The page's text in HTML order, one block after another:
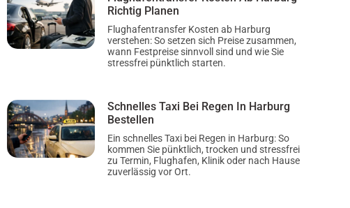
Richtig Planen
Flughafentransfer Kosten ab Harburg
verstehen: So setzen sich Preise zusammen,
wann Festpreise sinnvoll sind und wie Sie
stressfrei pünktlich starten.
Schnelles Taxi Bei Regen In Harburg
Bestellen
Ein schnelles Taxi bei Regen in Harburg: So
kommen Sie pünktlich, trocken und stressfrei
zu Termin, Flughafen, Klinik oder nach Hause
zuverlässig vor Ort.